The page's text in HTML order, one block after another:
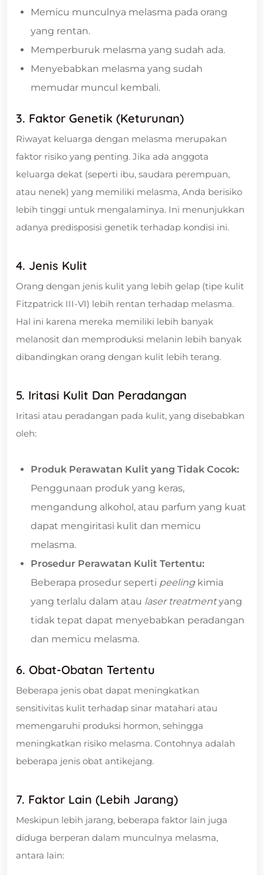
Memicu munculnya melasma pada orang
yang rentan.
Memperburuk melasma yang sudah ada.
Menyebabkan melasma yang sudah
memudar muncul kembali.
3. Faktor Genetik (Keturunan)
Riwayat keluarga dengan melasma merupakan
faktor risiko yang penting. Jika ada anggota
keluarga dekat (seperti ibu, saudara perempuan,
atau nenek) yang memiliki melasma, Anda berisiko
lebih tinggi untuk mengalaminya. Ini menunjukkan
adanya predisposisi genetik terhadap kondisi ini.
4. Jenis Kulit
Orang dengan jenis kulit yang lebih gelap (tipe kulit
Fitzpatrick III-VI) lebih rentan terhadap melasma.
Hal ini karena mereka memiliki lebih banyak
melanosit dan memproduksi melanin lebih banyak
dibandingkan orang dengan kulit lebih terang.
5. Iritasi Kulit Dan Peradangan
Iritasi atau peradangan pada kulit, yang disebabkan
oleh:
Produk Perawatan Kulit yang Tidak Cocok:
Penggunaan produk yang keras,
mengandung alkohol, atau parfum yang kuat
dapat mengiritasi kulit dan memicu
melasma.
Prosedur Perawatan Kulit Tertentu:
Beberapa prosedur seperti peelingkimia
yang terlalu dalam atau laser treatmentyang
tidak tepat dapat menyebabkan peradangan
dan memicu melasma.
6. Obat-Obatan Tertentu
Beberapa jenis obat dapat meningkatkan
sensitivitas kulit terhadap sinar matahari atau
memengaruhi produksi hormon, sehingga
meningkatkan risiko melasma. Contohnya adalah
beberapa jenis obat antikejang.
7. Faktor Lain (Lebih Jarang)
Meskipun lebih jarang, beberapa faktor lain juga
diduga berperan dalam munculnya melasma,
antara lain: